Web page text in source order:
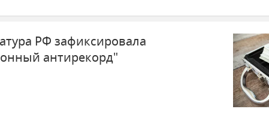
РФ зафиксировала
антирекорд"